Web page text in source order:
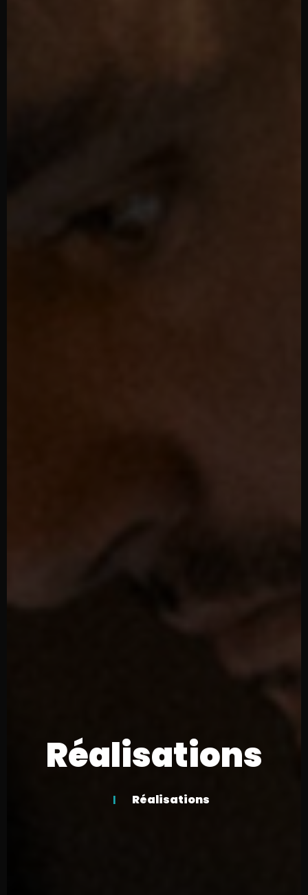
Réalisations
Réalisations